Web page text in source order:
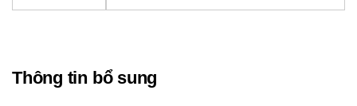
Thông tin bổ sung